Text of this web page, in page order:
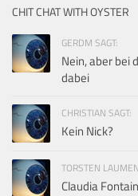
CHIT CHAT WITH OYSTER
GERDM SAGT:
Nein, aber bei
dabei
CHRISTIAN SAGT:
Kein Nick?
TORSTEN
Claudia